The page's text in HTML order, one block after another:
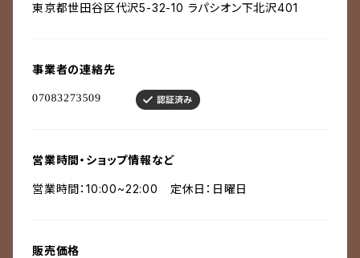
東京都世田谷区代沢5-32-10 ラパシオン下北沢401
事業者の連絡先
営業時間・ショップ情報など
営業時間：10:00~22:00 定休日：日曜日
販売価格